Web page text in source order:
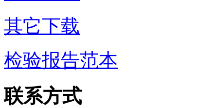
其它下载
检验报告范本
联系方式